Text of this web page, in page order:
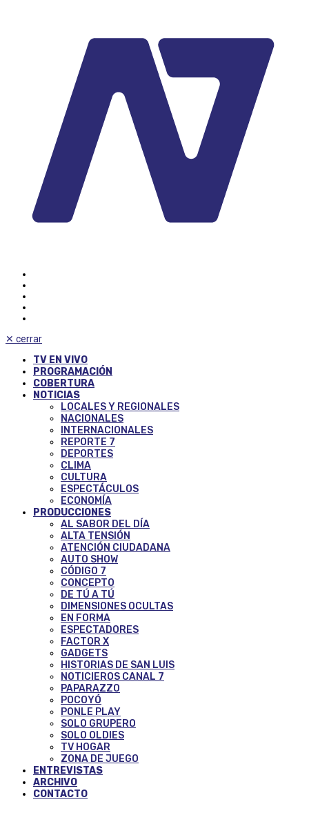
✕ cerrar
TV EN VIVO
PROGRAMACIÓN
COBERTURA
NOTICIAS
LOCALES Y REGIONALES
NACIONALES
INTERNACIONALES
REPORTE 7
DEPORTES
CLIMA
CULTURA
ESPECTÁCULOS
ECONOMÍA
PRODUCCIONES
AL SABOR DEL DÍA
ALTA TENSIÓN
ATENCIÓN CIUDADANA
AUTO SHOW
CÓDIGO 7
CONCEPTO
DE TÚ A TÚ
DIMENSIONES OCULTAS
EN FORMA
ESPECTADORES
FACTOR X
GADGETS
HISTORIAS DE SAN LUIS
NOTICIEROS CANAL 7
PAPARAZZO
POCOYÓ
PONLE PLAY
SOLO GRUPERO
SOLO OLDIES
TV HOGAR
ZONA DE JUEGO
ENTREVISTAS
ARCHIVO
CONTACTO